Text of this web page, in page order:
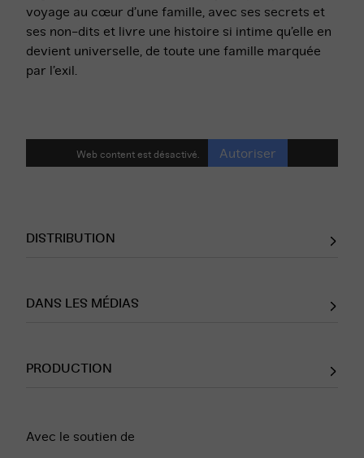
voyage au cœur d’une famille, avec ses secrets et
ses non-dits et livre une histoire si intime qu’elle en
devient universelle, de toute une famille marquée
par l’exil.
Web content est désactivé. Autoriser
DISTRIBUTION
DANS LES MÉDIAS
PRODUCTION
Avec le soutien de